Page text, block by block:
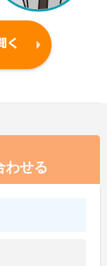
わせる